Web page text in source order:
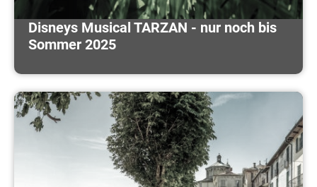
Disneys Musical TARZAN - nur noch bis
Sommer 2025